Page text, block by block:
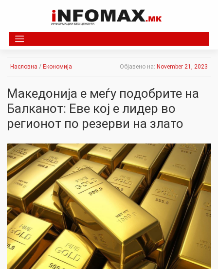
Насловна / Економија Објавено на: November 21, 2023
Македонија е меѓу подобрите на
Балканот: Еве кој е лидер во
регионот по резерви на злато